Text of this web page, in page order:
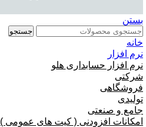
بستن
جستجو
خانه
نرم افزار
نرم افزار حسابداری هلو
شرکتی
فروشگاهی
تولیدی
جامع و صنعتی
امکانات افزودنی ( کیت های عمومی )